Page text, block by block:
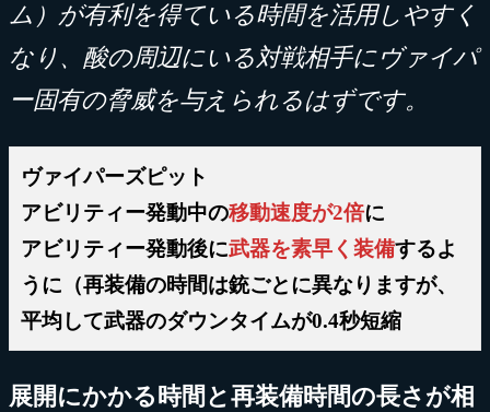
ム）が有利を得ている時間を活用しやすく
なり、酸の周辺にいる対戦相手にヴァイパ
ー固有の脅威を与えられるはずです。
ヴァイパーズピット
アビリティー発動中の移動速度が2倍に
アビリティー発動後に武器を素早く装備するよ
うに（再装備の時間は銃ごとに異なりますが、
平均して武器のダウンタイムが0.4秒短縮
展開にかかる時間と再装備時間の長さが相